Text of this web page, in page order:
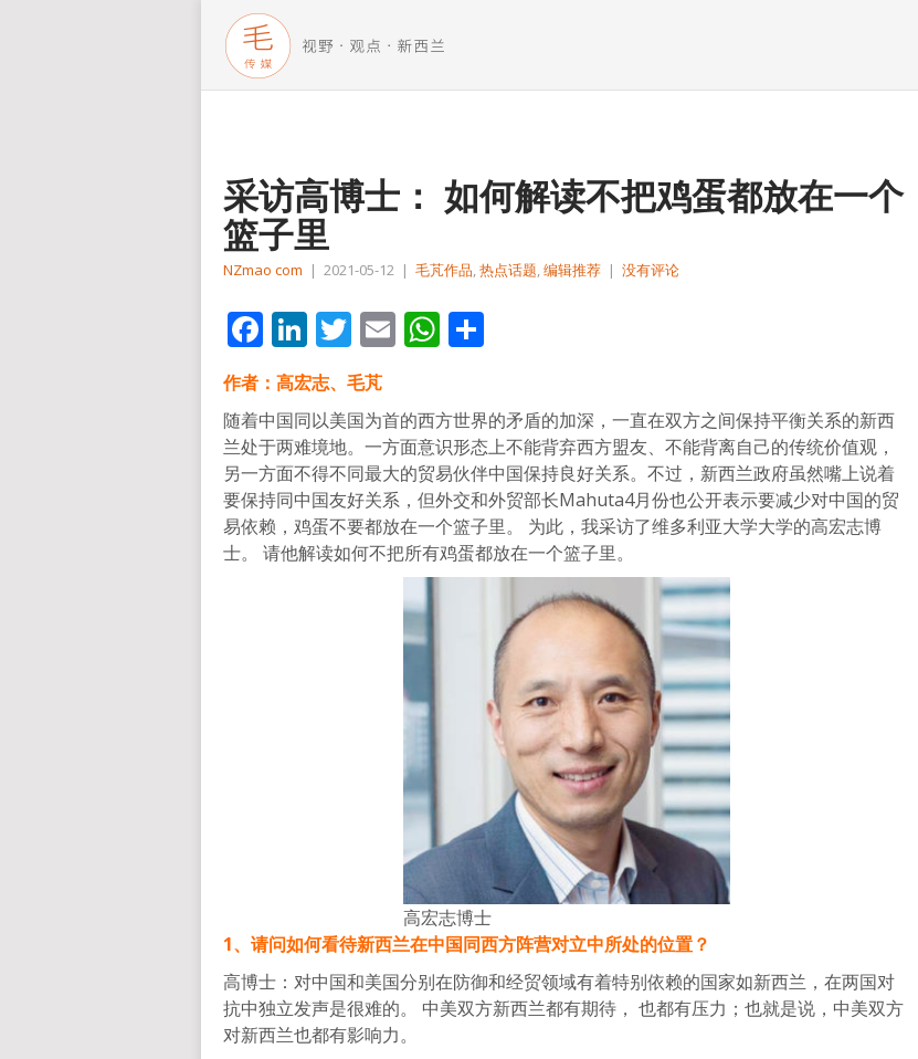
采访高博士： 如何解读不把鸡蛋都放在一个
篮子里
NZmao com | 2021-05-12 | 毛芃作品,热点话题,编辑推荐 | 没有评论
Facebook
LinkedIn
Twitter
EmailWhatsApp
作者：高宏志、毛芃
随着中国同以美国为首的西方世界的矛盾的加深，一直在双方之间保持平衡关系的新西
兰处于两难境地。一方面意识形态上不能背弃西方盟友、不能背离自己的传统价值观，
另一方面不得不同最大的贸易伙伴中国保持良好关系。不过，新西兰政府虽然嘴上说着
要保持同中国友好关系，但外交和外贸部长Mahuta4月份也公开表示要减少对中国的贸
易依赖，鸡蛋不要都放在一个篮子里。 为此，我采访了维多利亚大学大学的高宏志博
士。 请他解读如何不把所有鸡蛋都放在一个篮子里。
高宏志博士
1、请问如何看待新西兰在中国同西方阵营对立中所处的位置？
高博士：对中国和美国分别在防御和经贸领域有着特别依赖的国家如新西兰，在两国对
抗中独立发声是很难的。 中美双方新西兰都有期待， 也都有压力；也就是说，中美双方
对新西兰也都有影响力。